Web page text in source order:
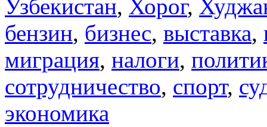
Узбекистан, Хорог,
бензин, бизнес, выставка,
миграция, налоги,
сотрудничество, спорт,
экономика